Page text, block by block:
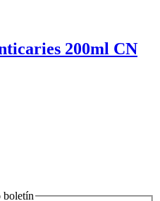
200ml CN
boletín